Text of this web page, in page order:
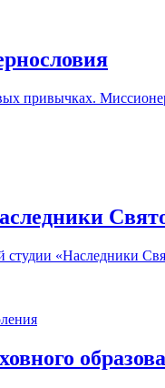
привычках.
студии «Наследники